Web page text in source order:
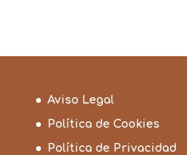
Aviso Legal
Política de Cookies
Política de Privacidad